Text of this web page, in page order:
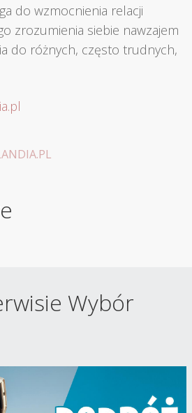
do wzmocnienia relacji
zrozumienia siebie nawzajem
do różnych, często trudnych,
Wybór